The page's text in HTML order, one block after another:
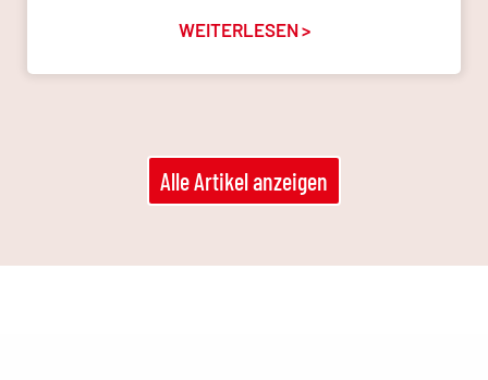
WEITERLESEN >
Alle Artikel anzeigen